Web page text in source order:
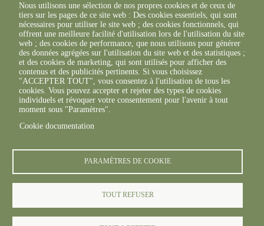
2, Esplanade Roland
Garros
51 100 REIMS
03.26.77.36.70
© FREDON 2019 -Mentions légales
Nous utilisons une sélection de nos propres cookies et de ceux de
tiers sur les pages de ce site web : Des cookies essentiels, qui sont
nécessaires pour utiliser le site web ; des cookies fonctionnels, qui
offrent une meilleure facilité d'utilisation lors de l'utilisation du site
web ; des cookies de performance, que nous utilisons pour générer
des données agrégées sur l'utilisation du site web et des statistiques ;
et des cookies de marketing, qui sont utilisés pour afficher des
contenus et des publicités pertinents. Si vous choisissez
"ACCEPTER TOUT", vous consentez à l'utilisation de tous les
cookies. Vous pouvez accepter et rejeter des types de cookies
individuels et révoquer votre consentement pour l'avenir à tout
moment sous "Paramètres".
Cookie documentation
PARAMÈTRES DE COOKIE
TOUT REFUSER